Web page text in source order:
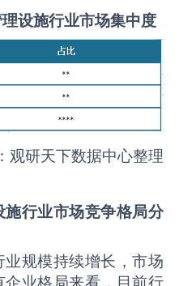
设施行业市场集中度
观研天下数据中心整理
施行业市场竞争格局分
规模持续增长，市场